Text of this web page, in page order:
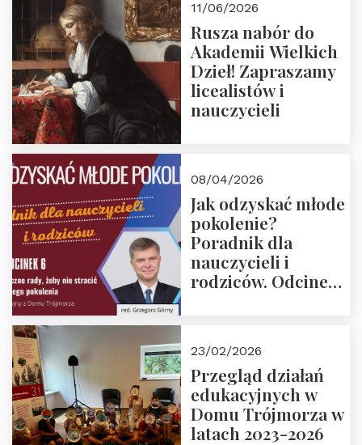
11/06/2026
Rusza nabór do
Akademii Wielkich
Dzieł! Zapraszamy
licealistów i
nauczycieli
08/04/2026
Jak odzyskać młode
pokolenie?
Poradnik dla
nauczycieli i
rodziców. Odcinek
Rozmawiają red.
Grzegorz Górny i
prof. Michał
Łuczewski
23/02/2026
Przegląd działań
edukacyjnych w
Domu Trójmorza w
latach 2023-2026